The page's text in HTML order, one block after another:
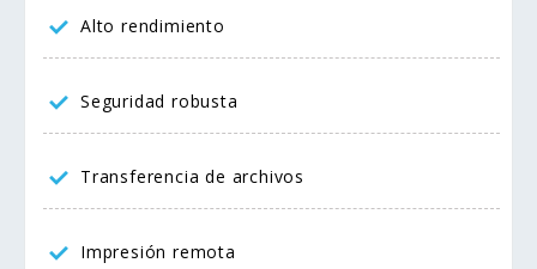
Alto rendimiento
Seguridad robusta
Transferencia de archivos
Impresión remota